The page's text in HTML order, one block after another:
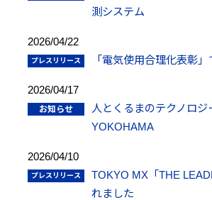
測システム
2026/04/22
「電気使用合理化表彰
2026/04/17
人とくるまのテクノロジ
YOKOHAMA
2026/04/10
TOKYO MX「THE
れました